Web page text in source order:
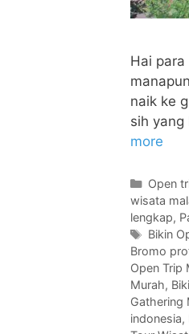
Hai
naik ke
sih
more
Open
wisata
lengkap,
Bikin
Bromo
Open Trip
Murah,
Gathering
indonesia,